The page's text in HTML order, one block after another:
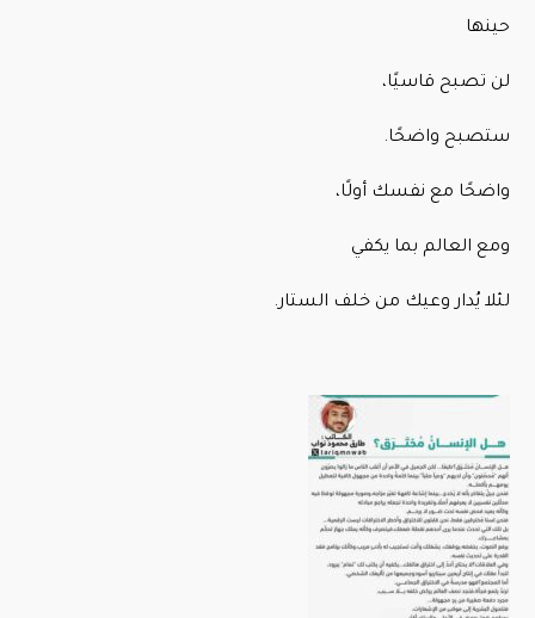
حينها
لن تصبح قاسيًا،
ستصبح واضحًا.
واضحًا مع نفسك أولًا،
ومع العالم بما يكفي
لئلا يُدار وعيك من خلف الستار.